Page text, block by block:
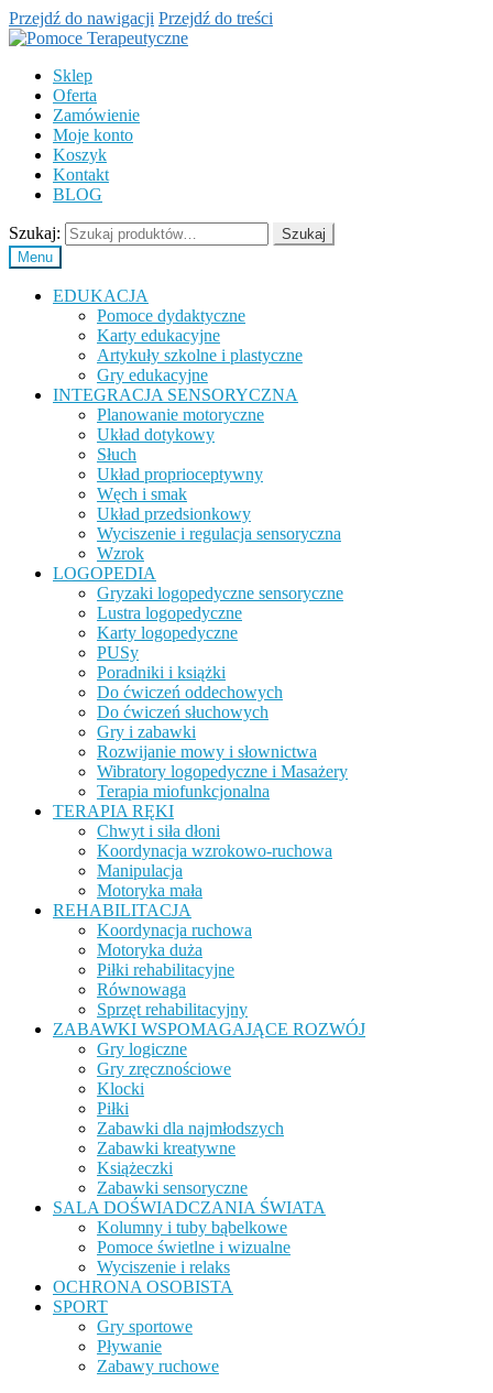
Przejdź do nawigacji Przejdź do treści
Sklep
Oferta
Zamówienie
Moje konto
Koszyk
Kontakt
BLOG
Szukaj:
Szukaj
Menu
EDUKACJA
Pomoce dydaktyczne
Karty edukacyjne
Artykuły szkolne i plastyczne
Gry edukacyjne
INTEGRACJA SENSORYCZNA
Planowanie motoryczne
Układ dotykowy
Słuch
Układ proprioceptywny
Węch i smak
Układ przedsionkowy
Wyciszenie i regulacja sensoryczna
Wzrok
LOGOPEDIA
Gryzaki logopedyczne sensoryczne
Lustra logopedyczne
Karty logopedyczne
PUSy
Poradniki i książki
Do ćwiczeń oddechowych
Do ćwiczeń słuchowych
Gry i zabawki
Rozwijanie mowy i słownictwa
Wibratory logopedyczne i Masażery
Terapia miofunkcjonalna
TERAPIA RĘKI
Chwyt i siła dłoni
Koordynacja wzrokowo-ruchowa
Manipulacja
Motoryka mała
REHABILITACJA
Koordynacja ruchowa
Motoryka duża
Piłki rehabilitacyjne
Równowaga
Sprzęt rehabilitacyjny
ZABAWKI WSPOMAGAJĄCE ROZWÓJ
Gry logiczne
Gry zręcznościowe
Klocki
Piłki
Zabawki dla najmłodszych
Zabawki kreatywne
Książeczki
Zabawki sensoryczne
SALA DOŚWIADCZANIA ŚWIATA
Kolumny i tuby bąbelkowe
Pomoce świetlne i wizualne
Wyciszenie i relaks
OCHRONA OSOBISTA
SPORT
Gry sportowe
Pływanie
Zabawy ruchowe